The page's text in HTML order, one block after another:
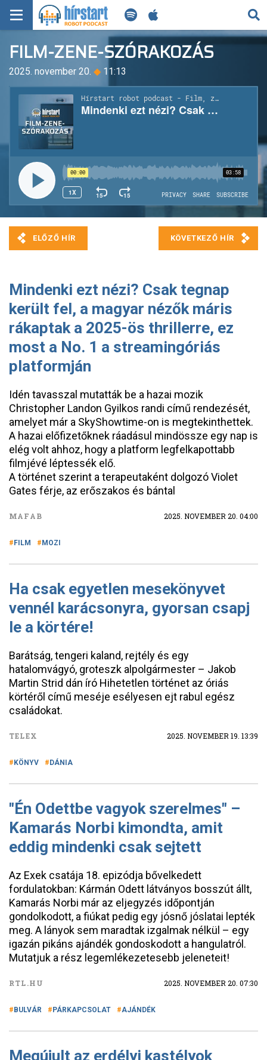
KERESÉS
KEZDŐLAP
FRISS HÍREK
TECH HÍREK
FILM-ZENE-SZÓRAKOZÁS
PLAYLIST
MI AZ A ROBOT PODCAST?
FILM-ZENE-SZÓRAKOZÁS
2025. november 20. ◆ 11:13
Mindenki ezt nézi? Csak tegnap
került fel, a magyar nézők máris
rákaptak a 2025-ös thrillerre, ez
most a No. 1 a streamingóriás
platformján
Idén tavasszal mutatták be a hazai mozik
Christopher Landon Gyilkos randi című rendezését,
amelyet már a SkyShowtime-on is megtekinthettek.
A hazai előfizetőknek ráadásul mindössze egy nap is
elég volt ahhoz, hogy a platform legfelkapottabb
filmjévé léptessék elő.
A történet szerint a terapeutaként dolgozó Violet
Gates férje, az erőszakos és bántal
MAFAB 2025. NOVEMBER 20. 04:00
FILM MOZI
Ha csak egyetlen mesekönyvet
vennél karácsonyra, gyorsan csapj
le a körtére!
Barátság, tengeri kaland, rejtély és egy
hatalomvágyó, groteszk alpolgármester – Jakob
Martin Strid dán író Hihetetlen történet az óriás
körtéről című meséje esélyesen ejt rabul egész
családokat.
TELEX 2025. NOVEMBER 19. 13:39
KÖNYV DÁNIA
"Én Odettbe vagyok szerelmes" –
Kamarás Norbi kimondta, amit
eddig mindenki csak sejtett
Az Exek csatája 18. epizódja bővelkedett
fordulatokban: Kármán Odett látványos bosszút állt,
Kamarás Norbi már az eljegyzés időpontján
gondolkodott, a fiúkat pedig egy jósnő jóslatai lepték
meg. A lányok sem maradtak izgalmak nélkül – egy
igazán pikáns ajándék gondoskodott a hangulatról.
Mutatjuk a rész legemlékezetesebb jeleneteit!
RTL.HU 2025. NOVEMBER 20. 07:30
BULVÁR PÁRKAPCSOLAT AJÁNDÉK
Megújult az erdélyi kastélyok